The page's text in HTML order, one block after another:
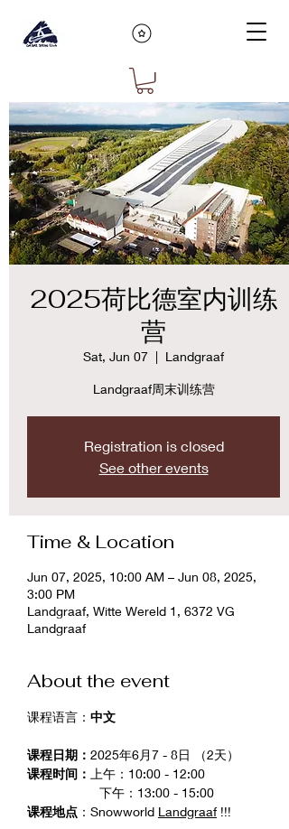
2025荷比德室内训练
营
Sat, Jun 07
  |
Landgraaf
Landgraaf周末训练营
Registration is closed
See other events
Time & Location
Jun 07, 2025, 10:00 AM – Jun 08, 2025,
3:00 PM
Landgraaf, Witte Wereld 1, 6372 VG
Landgraaf
About the event
课程语言： 中文
课程日期： 2025年6月7 - 8日 （2天）
课程时间：
上午：10:00 - 12:00
		下午：13:00 - 15:00
课程地点 ：Snowworld Landgraaf !!!